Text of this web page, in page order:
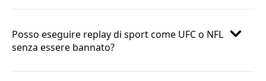
Posso eseguire replay di sport come UFC o NFL
senza essere bannato?